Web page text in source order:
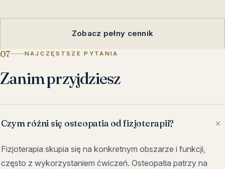
Zobacz pełny cennik
07 NAJCZĘSTSZE PYTANIA
Zanim przyjdziesz
Czym różni się osteopatia od fizjoterapii?
Fizjoterapia skupia się na konkretnym obszarze i funkcji,
często z wykorzystaniem ćwiczeń. Osteopatia patrzy na